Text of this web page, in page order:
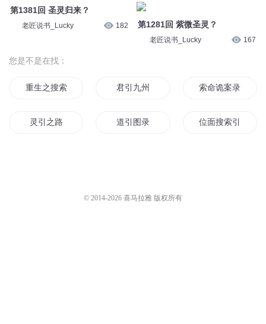
第1381回 圣灵归来？
老匠说书_Lucky 182 第1281回 紫微圣灵？
老匠说书_Lucky 167
您是不是在找：
重生之搜索引擎 君引九州 索命诡案录
灵引之路 道引图录 位面搜索引擎
© 2014-2026 喜马拉雅 版权所有